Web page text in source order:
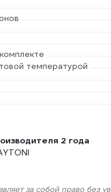
температурой
2 года
за собой право без